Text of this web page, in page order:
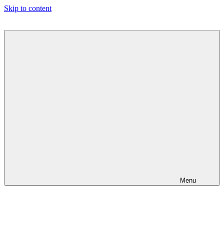
Skip to content
Menu